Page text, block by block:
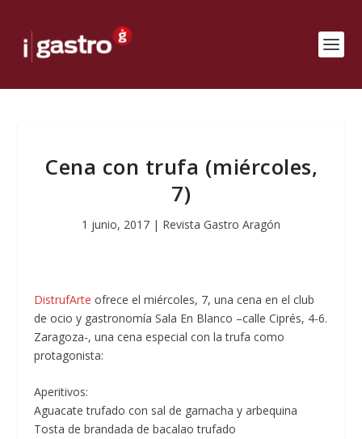
Cena con trufa (miércoles,
7)
1 junio, 2017 | Revista Gastro Aragón
DistrufArte ofrece el miércoles, 7, una cena en el club
de ocio y gastronomía Sala En Blanco –calle Ciprés, 4-6.
Zaragoza-, una cena especial con la trufa como
protagonista:
Aperitivos:
Aguacate trufado con sal de garnacha y arbequina
Tosta de brandada de bacalao trufado